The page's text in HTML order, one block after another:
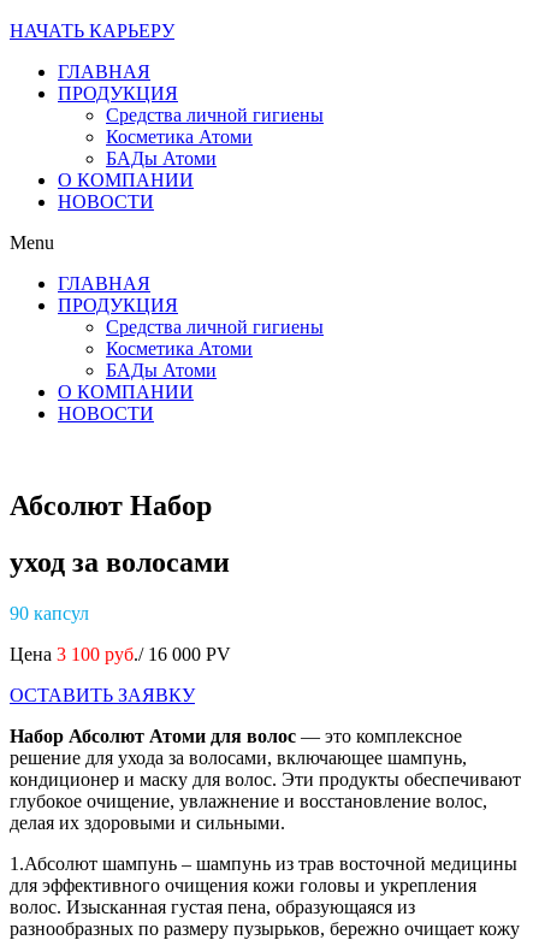
НАЧАТЬ КАРЬЕРУ
ГЛАВНАЯ
ПРОДУКЦИЯ
Средства личной гигиены
Косметика Атоми
БАДы Атоми
О КОМПАНИИ
НОВОСТИ
Menu
ГЛАВНАЯ
ПРОДУКЦИЯ
Средства личной гигиены
Косметика Атоми
БАДы Атоми
О КОМПАНИИ
НОВОСТИ
Абсолют Набор
уход за волосами
90 капсул
Цена 3 100 руб./ 16 000 PV
ОСТАВИТЬ ЗАЯВКУ
Набор Абсолют Атоми для волос — это комплексное
решение для ухода за волосами, включающее шампунь,
кондиционер и маску для волос. Эти продукты обеспечивают
глубокое очищение, увлажнение и восстановление волос,
делая их здоровыми и сильными.
1.Абсолют шампунь – шампунь из трав восточной медицины
для эффективного очищения кожи головы и укрепления
волос. Изысканная густая пена, образующаяся из
разнообразных по размеру пузырьков, бережно очищает кожу